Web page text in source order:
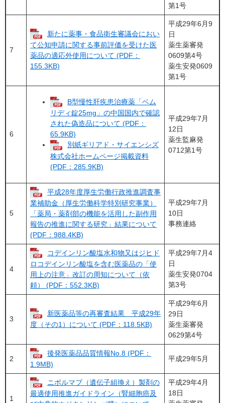
第1号
7
新たに薬事・食品衛生審議会におい
て公知申請に関する事前評価を受けた医
薬品の適応外使用について (PDF：
155.3KB)
平成29年6月9
日
薬生薬審発
0609第4号
薬生安発0609
第1号
6
B型慢性肝疾患治療薬「ベム
リディ錠25mg」の中国国内で確認
された偽造品について (PDF：
65.9KB)
別紙ギリアド・サイエンシズ
株式会社ホームページ掲載資料
(PDF：285.9KB)
平成29年7月
12日
薬生監麻発
0712第1号
5
平成28年度厚生労働行政推進調査事
業補助金（厚生労働科学特別研究事業）
「薬局・薬剤部の機能を活用した副作用
報告の推進に関する研究」結果について
(PDF：988.4KB)
平成29年7月
10日
事務連絡
4
コデインリン酸塩水和物又はジヒド
ロコデインリン酸塩を含む医薬品の「使
用上の注意」改訂の周知について（依
頼） (PDF：552.3KB)
平成29年7月4
日
薬生安発0704
第3号
3
新医薬品等の再審査結果 平成29年
度（その1）について (PDF：118.5KB)
平成29年6月
29日
薬生薬審発
0629第4号
2
後発医薬品品質情報No.8 (PDF：
1.9MB)
平成29年5月
1
ニボルマブ（遺伝子組換え）製剤の
最適使用推進ガイドライン（腎細胞癌及
平成29年4月
18日